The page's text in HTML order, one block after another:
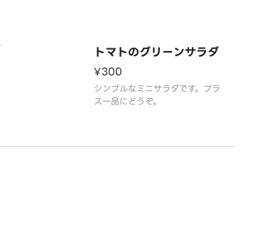
トマトのグリーンサラダ
¥300
シンプルなミニサラダです。プラ
ス一品にどうぞ。